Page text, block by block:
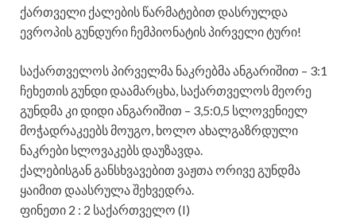
ქართველი ქალების წარმატებით დასრულდა
ევროპის გუნდური ჩემპიონატის პირველი ტური!
საქართველოს პირველმა ნაკრებმა ანგარიშით – 3:1
ჩეხეთის გუნდი დაამარცხა, საქართველოს მეორე
გუნდმა კი დიდი ანგარიშით – 3,5:0,5 სლოვენიელ
მოჭადრაკეებს მოუგო, ხოლო ახალგაზრდული
ნაკრები სლოვაკებს დაუზავდა.
ქალებისგან განსხვავებით ვაჟთა ორივე გუნდმა
ყაიმით დაასრულა შეხვედრა.
ფინეთი 2 : 2 საქართველო (I)